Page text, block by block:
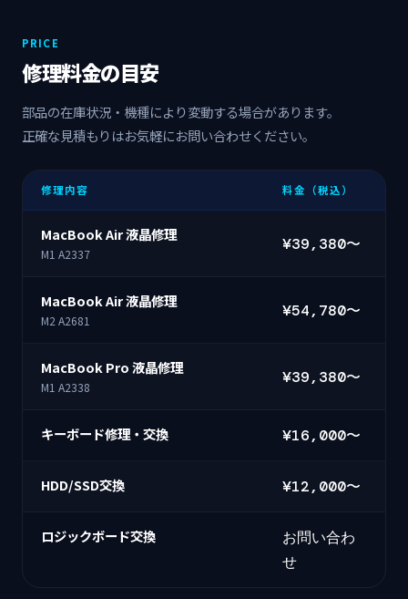
PRICE
修理料金の目安
部品の在庫状況・機種により変動する場合があります。
正確な見積もりはお気軽にお問い合わせください。
修理内容 料金（税込）
MacBook Air 液晶修理
M1 A2337
¥39,380〜
MacBook Air 液晶修理
M2 A2681
¥54,780〜
MacBook Pro 液晶修理
M1 A2338
¥39,380〜
キーボード修理・交換 ¥16,000〜
HDD/SSD交換 ¥12,000〜
ロジックボード交換
お問い合わ
せ